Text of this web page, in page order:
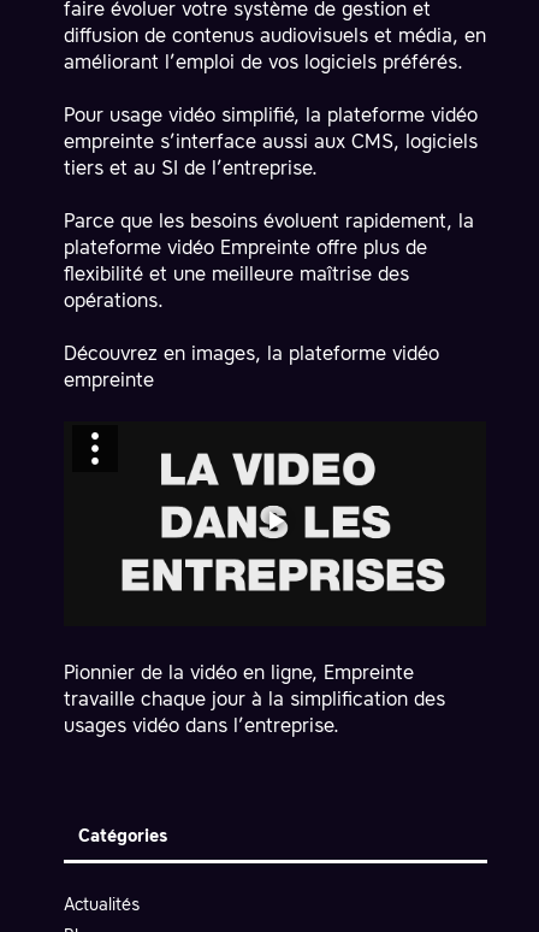
faire évoluer votre système de gestion et
diffusion de contenus audiovisuels et média, en
améliorant l’emploi de vos logiciels préférés.
Pour usage vidéo simplifié, la plateforme vidéo
empreinte s’interface aussi aux CMS, logiciels
tiers et au SI de l’entreprise.
Parce que les besoins évoluent rapidement, la
plateforme vidéo Empreinte offre plus de
flexibilité et une meilleure maîtrise des
opérations.
Découvrez en images, la plateforme vidéo
empreinte
Pionnier de la vidéo en ligne, Empreinte
travaille chaque jour à la simplification des
usages vidéo dans l’entreprise.
Catégories
Actualités